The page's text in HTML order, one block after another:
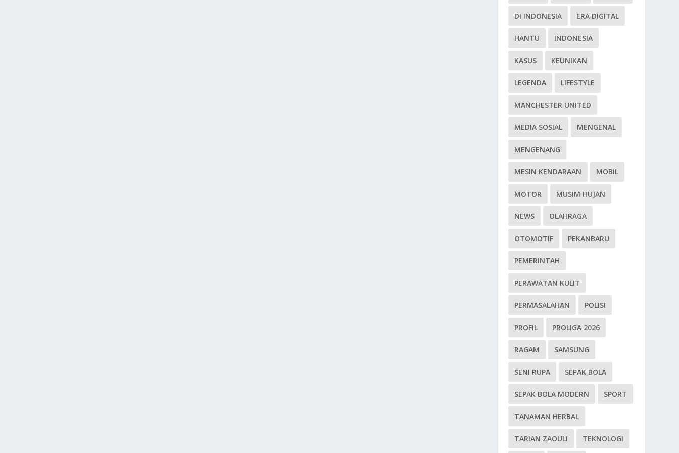
DI INDONESIA ERA DIGITAL
HANTU INDONESIA
KASUS KEUNIKAN
LEGENDA LIFESTYLE
MANCHESTER UNITED
MEDIA SOSIAL MENGENAL
MENGENANG
MESIN KENDARAAN MOBIL
MOTOR MUSIM HUJAN
NEWS OLAHRAGA
OTOMOTIF PEKANBARU
PEMERINTAH
PERAWATAN KULIT
PERMASALAHAN POLISI
PROFIL PROLIGA 2026
RAGAM SAMSUNG
SENI RUPA SEPAK BOLA
SEPAK BOLA MODERN SPORT
TANAMAN HERBAL
TARIAN ZAOULI TEKNOLOGI